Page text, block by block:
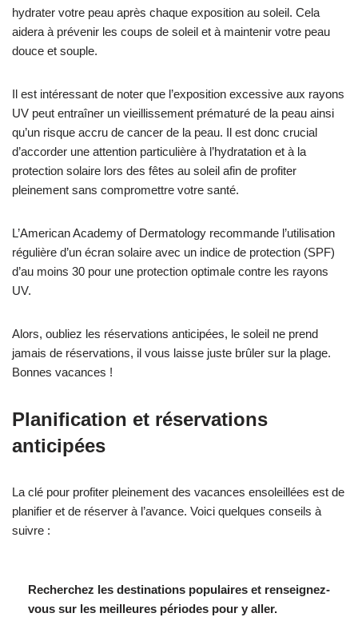
hydrater votre peau après chaque exposition au soleil. Cela
aidera à prévenir les coups de soleil et à maintenir votre peau
douce et souple.
Il est intéressant de noter que l’exposition excessive aux rayons
UV peut entraîner un vieillissement prématuré de la peau ainsi
qu’un risque accru de cancer de la peau. Il est donc crucial
d’accorder une attention particulière à l’hydratation et à la
protection solaire lors des fêtes au soleil afin de profiter
pleinement sans compromettre votre santé.
L’American Academy of Dermatology recommande l’utilisation
régulière d’un écran solaire avec un indice de protection (SPF)
d’au moins 30 pour une protection optimale contre les rayons
UV.
Alors, oubliez les réservations anticipées, le soleil ne prend
jamais de réservations, il vous laisse juste brûler sur la plage.
Bonnes vacances !
Planification et réservations
anticipées
La clé pour profiter pleinement des vacances ensoleillées est de
planifier et de réserver à l’avance. Voici quelques conseils à
suivre :
Recherchez les destinations populaires et renseignez-
vous sur les meilleures périodes pour y aller.